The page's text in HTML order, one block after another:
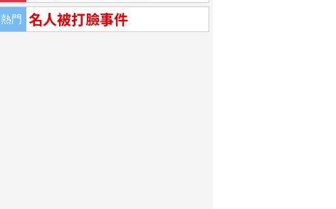
熱門 名人被打臉事件